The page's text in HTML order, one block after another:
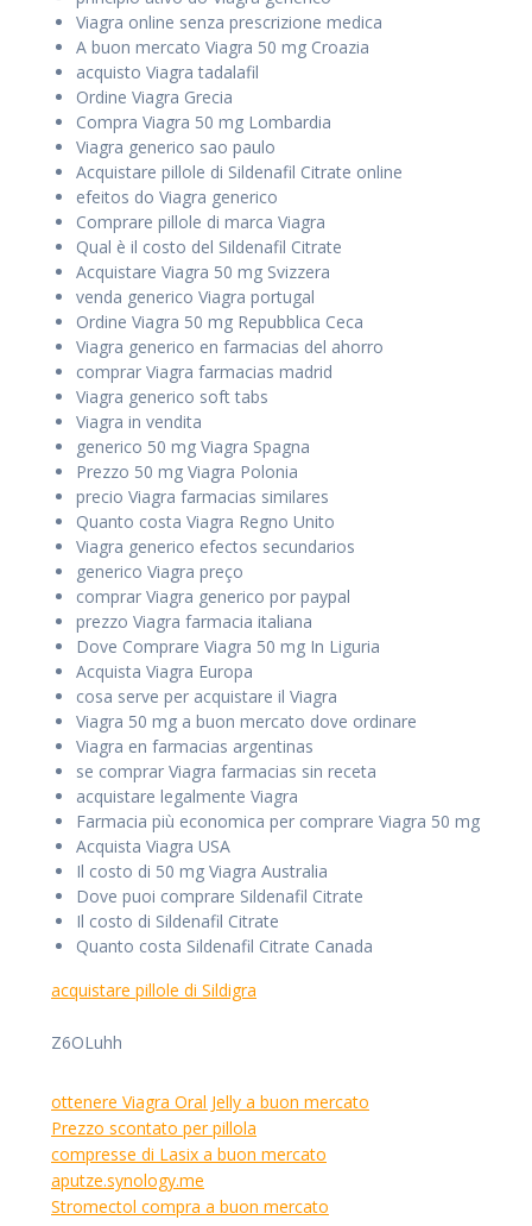
Viagra online senza prescrizione medica
A buon mercato Viagra 50 mg Croazia
acquisto Viagra tadalafil
Ordine Viagra Grecia
Compra Viagra 50 mg Lombardia
Viagra generico sao paulo
Acquistare pillole di Sildenafil Citrate online
efeitos do Viagra generico
Comprare pillole di marca Viagra
Qual è il costo del Sildenafil Citrate
Acquistare Viagra 50 mg Svizzera
venda generico Viagra portugal
Ordine Viagra 50 mg Repubblica Ceca
Viagra generico en farmacias del ahorro
comprar Viagra farmacias madrid
Viagra generico soft tabs
Viagra in vendita
generico 50 mg Viagra Spagna
Prezzo 50 mg Viagra Polonia
precio Viagra farmacias similares
Quanto costa Viagra Regno Unito
Viagra generico efectos secundarios
generico Viagra preço
comprar Viagra generico por paypal
prezzo Viagra farmacia italiana
Dove Comprare Viagra 50 mg In Liguria
Acquista Viagra Europa
cosa serve per acquistare il Viagra
Viagra 50 mg a buon mercato dove ordinare
Viagra en farmacias argentinas
se comprar Viagra farmacias sin receta
acquistare legalmente Viagra
Farmacia più economica per comprare Viagra 50 mg
Acquista Viagra USA
Il costo di 50 mg Viagra Australia
Dove puoi comprare Sildenafil Citrate
Il costo di Sildenafil Citrate
Quanto costa Sildenafil Citrate Canada
acquistare pillole di Sildigra
Z6OLuhh
ottenere Viagra Oral Jelly a buon mercato
Prezzo scontato per pillola
compresse di Lasix a buon mercato
aputze.synology.me
Stromectol compra a buon mercato